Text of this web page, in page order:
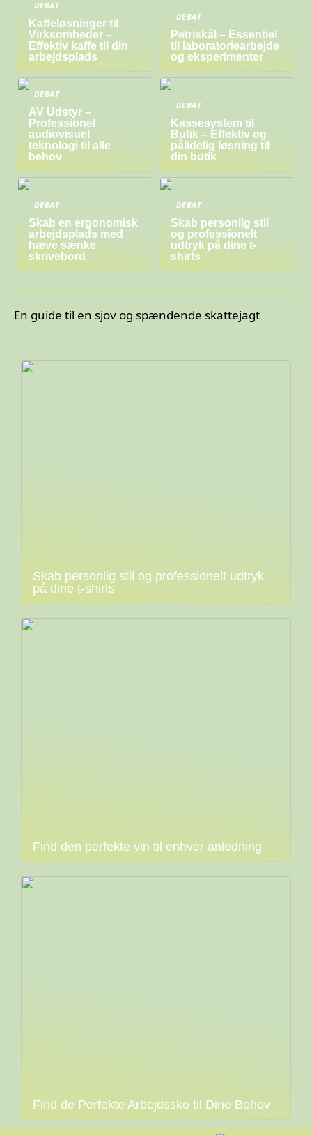
DEBAT
Kaffeløsninger til
Virksomheder –
Effektiv kaffe til din
arbejdsplads
DEBAT
Petriskål – Essentiel
til laboratoriearbejde
og eksperimenter
DEBAT
AV Udstyr –
Professionel
audiovisuel
teknologi til alle
behov
DEBAT
Kassesystem til
Butik – Effektiv og
pålidelig løsning til
din butik
DEBAT
Skab en ergonomisk
arbejdsplads med
hæve sænke
skrivebord
DEBAT
Skab personlig stil
og professionelt
udtryk på dine t-
shirts
En guide til en sjov og spændende skattejagt
Skab personlig stil og professionelt udtryk
på dine t-shirts
Find den perfekte vin til enhver anledning
Find de Perfekte Arbejdssko til Dine Behov